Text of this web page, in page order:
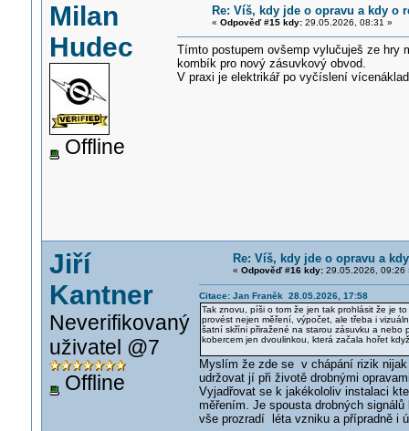
Milan
Hudec
Offline
Re: Víš, kdy jde o opravu a kdy o
« Odpověď #15 kdy:29.05.2026, 08:31 »
Tímto postupem ovšemp vylučuješ ze hry
kombík pro nový zásuvkový obvod.
V praxi je elektrikář po vyčíslení
Jiří
Kantner
Neverifikovaný
uživatel @7
Offline
Re: Víš, kdy jde o opravu a
« Odpověď #16 kdy:29.05.2026, 09:26
Citace: Jan Franěk 28.05.2026, 17:58
Tak znovu, píši o tom že jen tak prohlásit že je
provést nejen měření, výpočet, ale třeba i
šatní skříni přiražené na starou zásuvku a nebo
kobercem jen dvoulinkou, která začala hořet
Myslím že zde se v chápání rizik
udržovat jí při životě drobnými
Vyjadřovat se k jakékololiv instalaci
měřením. Je spousta drobných
vše prozradí léta vzniku a přípradně i